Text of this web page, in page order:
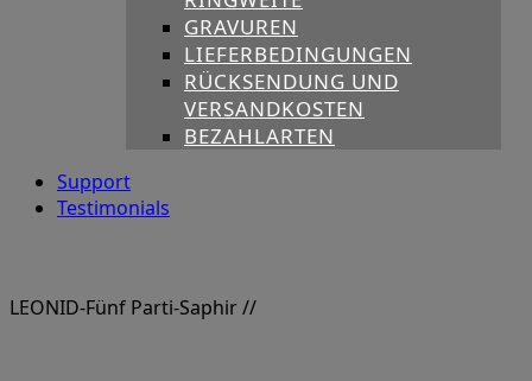
GRAVUREN
LIEFERBEDINGUNGEN
RÜCKSENDUNG UND
VERSANDKOSTEN
BEZAHLARTEN
Support
Testimonials
LEONID-Fünf Parti-Saphir//